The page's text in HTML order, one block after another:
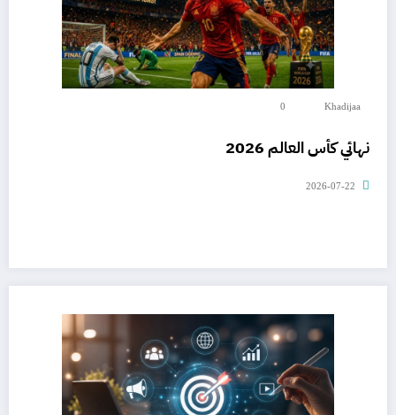
Khadijaa
0
نهائي كأس العالم 2026
2026-07-22